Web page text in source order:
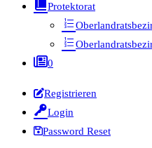
Protektorat
0
Registrieren
Login
Password Reset